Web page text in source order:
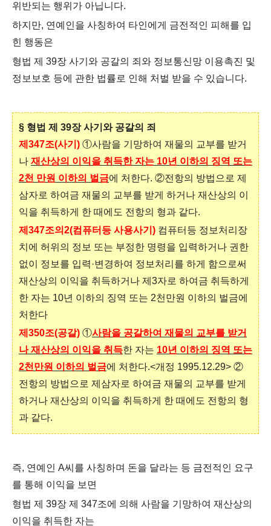
위반되는 행위가 아닙니다.
하지만, 연예인을 사칭하여 타인에게 금전적인 피해를 입
힌 행동은
형법 제 39장 사기와 공갈의 죄와 정보통신망 이용촉진 및
정보보호 등에 관한 법률로 인해 처벌 받을 수 있습니다.
§ 형법 제 39장 사기와 공갈의 죄
제347조(사기) ①사람을 기망하여 재물의 교부를 받거
나 재산상의 이익을 취득한 자는 10년 이하의 징역 또는
2천 만원 이하의 벌금에 처한다. ②전항의 방법으로 제
삼자로 하여금 재물의 교부를 받게 하거나 재산상의 이
익을 취득하게 한 때에도 전항의 형과 같다.
제347조의2(컴퓨터등 사용사기) 컴퓨터등 정보처리장
치에 허위의 정보 또는 부정한 명령을 입력하거나 권한
없이 정보를 입력·변경하여 정보처리를 하게 함으로써
재산상의 이익을 취득하거나 제3자로 하여금 취득하게
한 자는 10년 이하의 징역 또는 2천만원 이하의 벌금에
처한다
제350조(공갈) ①사람을 공갈하여 재물의 교부를 받거
나 재산상의 이익을 취득한 자는 10년 이하의 징역 또는
2천만원 이하의 벌금에 처한다.<개정 1995.12.29> ②
전항의 방법으로 제삼자로 하여금 재물의 교부를 받게
하거나 재산상의 이익을 취득하게 한 때에도 전항의 형
과 같다.
즉, 연예인 A씨를 사칭하며 돈을 달라는 등 금전적인 요구
를 통해 이익을 보면
형법 제 39장 제 347조에 의해 사람을 기망하여 재산상의
이익을 취득한 자는